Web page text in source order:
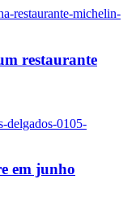
restaurante-michelin-
restaurante
delgados-0105-
em junho